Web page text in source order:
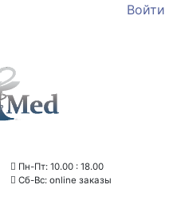
Войти
Пн-Пт: 10.00 : 18.00
Сб-Вс: online заказы